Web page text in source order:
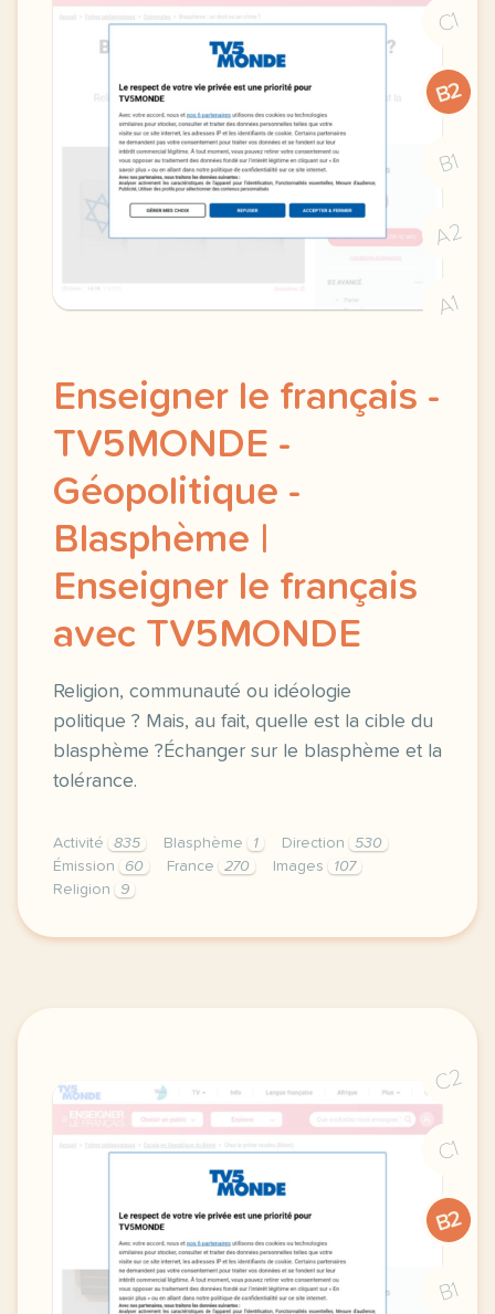
C1
B2
B1
A2
A1
Enseigner le français -
TV5MONDE -
Géopolitique -
Blasphème |
Enseigner le français
avec TV5MONDE
Religion, communauté ou idéologie
politique ? Mais, au fait, quelle est la cible du
blasphème ?Échanger sur le blasphème et la
tolérance.
Activité 835 Blasphème 1 Direction
530
Émission
60 France 270 Images
107
Religion
9
didomi host didomi components button cursor
C2
C1
B2
B1